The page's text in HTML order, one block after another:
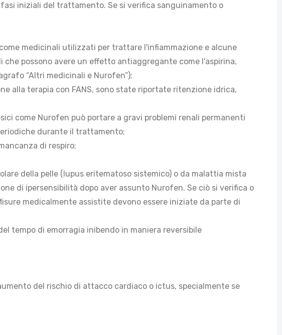
iniziali del trattamento. Se si verifica sanguinamento o
medicinali utilizzati per trattare l'infiammazione e alcune
possono avere un effetto antiaggregante come l'aspirina,
“Altri medicinali e Nurofen”);
alla terapia con FANS, sono state riportate ritenzione idrica,
come Nurofen può portare a gravi problemi renali permanenti
durante il trattamento;
di respiro;
della pelle (lupus eritematoso sistemico) o da malattia mista
di ipersensibilità dopo aver assunto Nurofen. Se ciò si verifica o
medicalmente assistite devono essere iniziate da parte di
tempo di emorragia inibendo in maniera reversibile
del rischio di attacco cardiaco o ictus, specialmente se